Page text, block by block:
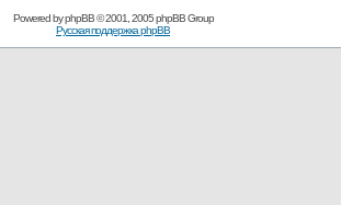
Powered byphpBB© 2001, 2005 phpBB Group
Русская поддержка phpBB